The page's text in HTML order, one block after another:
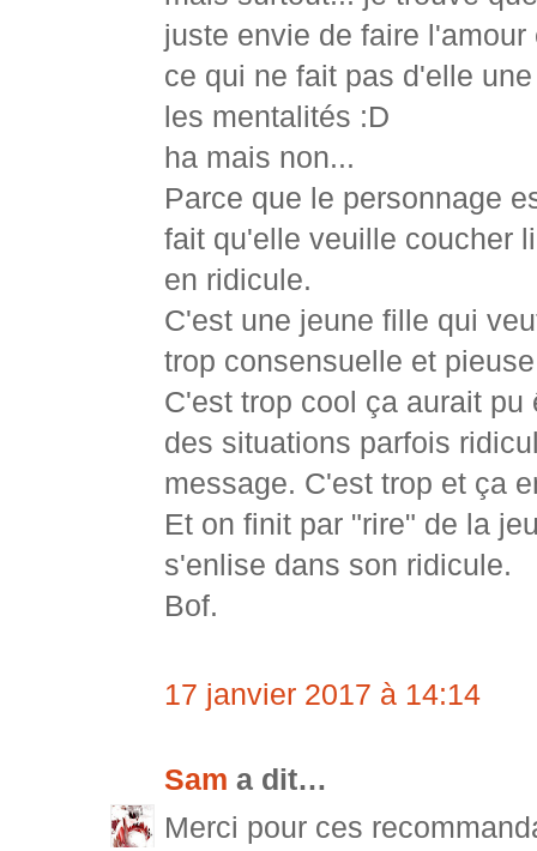
juste envie de faire
ce qui ne fait pas d'elle
les mentalités :D
ha mais non...
Parce que le personnage
fait qu'elle veuille coucher
en ridicule.
C'est une jeune fille qui
trop consensuelle et
C'est trop cool ça aurait
des situations parfois
message. C'est trop et ça
Et on finit par "rire" de la
s'enlise dans son ridicule.
Bof.
17 janvier 2017 à 14:14
Sam a dit…
Merci pour ces